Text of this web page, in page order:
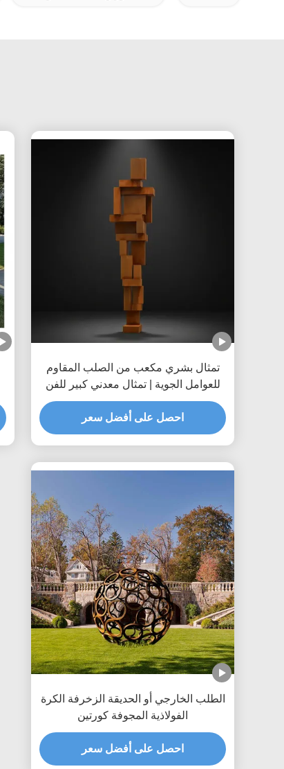
تمثال بشري مكعب من الصلب المقاوم
للعوامل الجوية | تمثال معدني كبير للفن
العام
احصل على أفضل سعر
الطلب الخارجي أو الحديقة الزخرفة الكرة
الفولاذية المجوفة كورتين
احصل على أفضل سعر